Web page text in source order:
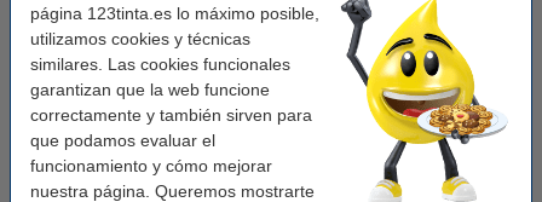
página 123tinta.es lo máximo posible,
utilizamos cookies y técnicas
similares. Las cookies funcionales
garantizan que la web funcione
correctamente y también sirven para
que podamos evaluar el
funcionamiento y cómo mejorar
nuestra página. Queremos mostrarte
página.
Favorece el desarrollo de la motricidad fina y la creatividad.
Recomendado a partir de 1 año.
¡Desliza, descubre y diviértete mientras aprendes sobre los animales!